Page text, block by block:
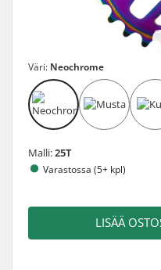
Väri: Neochrome
Malli:25T
Varastossa (5+ kpl)
LISÄÄ